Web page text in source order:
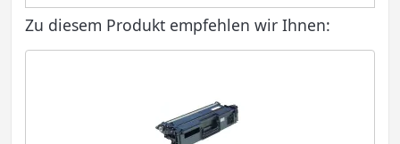
Zu diesem Produkt empfehlen wir Ihnen: